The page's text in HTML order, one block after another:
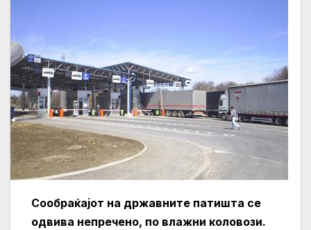
Сообраќајот на државните патишта се
одвива непречено, по влажни коловози.